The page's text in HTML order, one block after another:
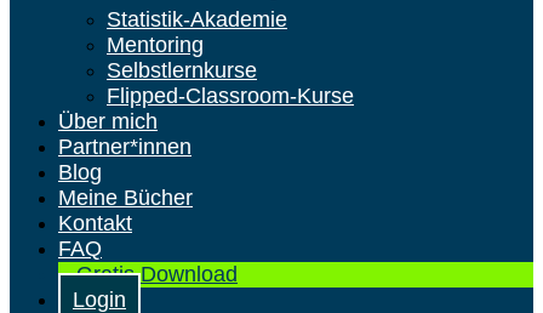
Statistik-Akademie
Mentoring
Selbstlernkurse
Flipped-Classroom-Kurse
Über mich
Partner*innen
Blog
Meine Bücher
Kontakt
FAQ
Gratis Download
Login